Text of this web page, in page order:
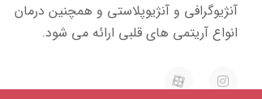
آنژیوگرافی و آنژیوپلاستی و همچنین درمان
انواع آریتمی های قلبی ارائه می شود.
I
n
E
a